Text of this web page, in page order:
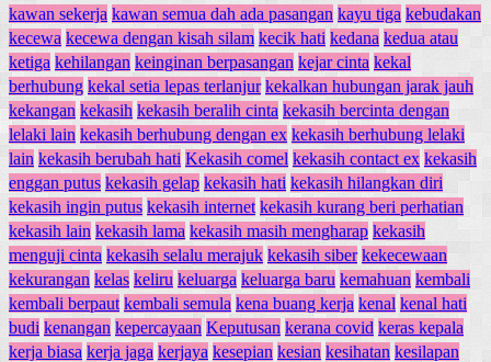
kawan sekerja kawan semua dah ada pasangan kayu tiga kebudakan
kecewa kecewa dengan kisah silam kecik hati kedana kedua atau
ketiga kehilangan keinginan berpasangan kejar cinta kekal
berhubung kekal setia lepas terlanjur kekalkan hubungan jarak jauh
kekangan kekasih kekasih beralih cinta kekasih bercinta dengan
lelaki lain kekasih berhubung dengan ex kekasih berhubung lelaki
lain kekasih berubah hati Kekasih comel kekasih contact ex kekasih
enggan putus kekasih gelap kekasih hati kekasih hilangkan diri
kekasih ingin putus kekasih internet kekasih kurang beri perhatian
kekasih lain kekasih lama kekasih masih mengharap kekasih
menguji cinta kekasih selalu merajuk kekasih siber kekecewaan
kekurangan kelas keliru keluarga keluarga baru kemahuan kembali
kembali berpaut kembali semula kena buang kerja kenal kenal hati
budi kenangan kepercayaan Keputusan kerana covid keras kepala
kerja biasa kerja jaga kerjaya kesepian kesian kesihatan kesilapan